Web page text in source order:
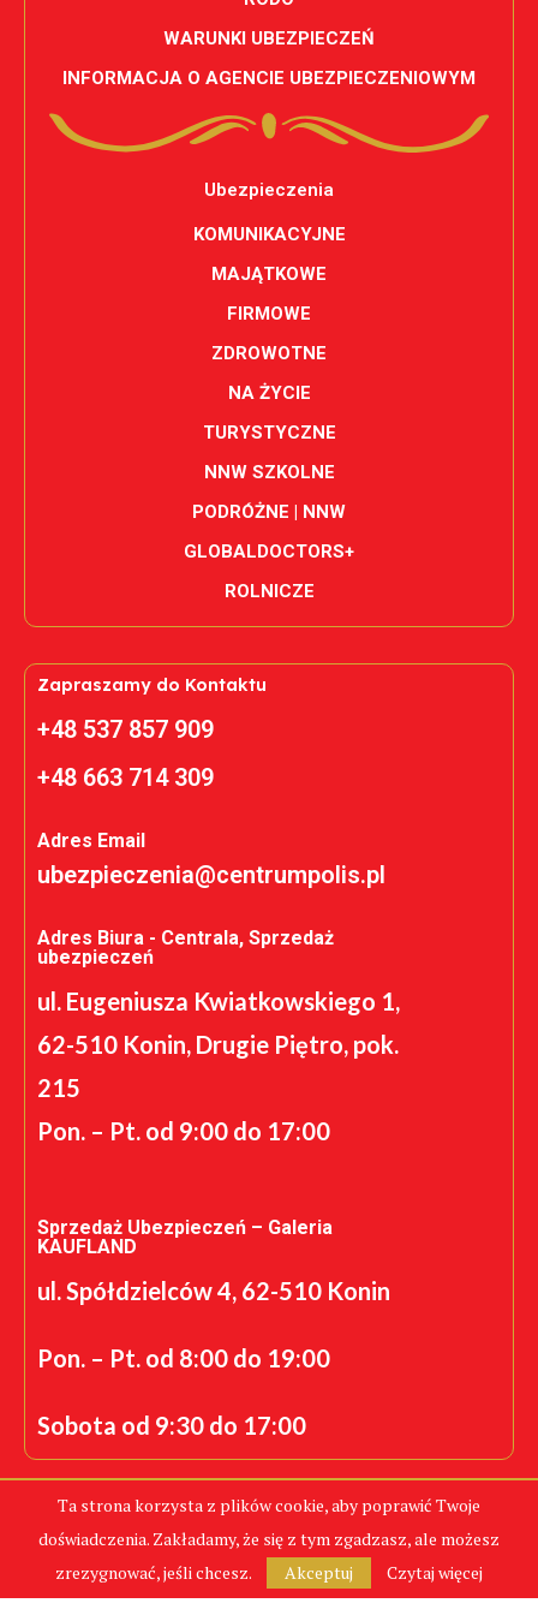
WARUNKI UBEZPIECZEŃ
INFORMACJA O AGENCIE UBEZPIECZENIOWYM
Ubezpieczenia
KOMUNIKACYJNE
MAJĄTKOWE
FIRMOWE
ZDROWOTNE
NA ŻYCIE
TURYSTYCZNE
NNW SZKOLNE
PODRÓŻNE | NNW
GLOBALDOCTORS+
ROLNICZE
Zapraszamy do Kontaktu
+48 537 857 909
+48 663 714 309
Adres Email
ubezpieczenia@centrumpolis.pl
Adres Biura - Centrala, Sprzedaż
ubezpieczeń
ul. Eugeniusza Kwiatkowskiego 1,
62-510 Konin, Drugie Piętro, pok.
215
Pon. – Pt. od 9:00 do 17:00
Sprzedaż Ubezpieczeń – Galeria
KAUFLAND
ul. Spółdzielców 4, 62-510 Konin
Pon. – Pt. od 8:00 do 19:00
Sobota od 9:30 do 17:00
CentrumPolis.pl - Tanie Ubezpieczenia © Copyright 2024.
Ta strona korzysta z plików cookie, aby poprawić Twoje
doświadczenia. Zakładamy, że się z tym zgadzasz, ale możesz
zrezygnować, jeśli chcesz.
Akceptuj Czytaj więcej